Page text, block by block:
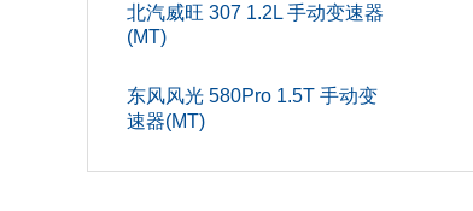
北汽威旺 307 1.2L 手动变速器
(MT)
东风风光 580Pro 1.5T 手动变
速器(MT)